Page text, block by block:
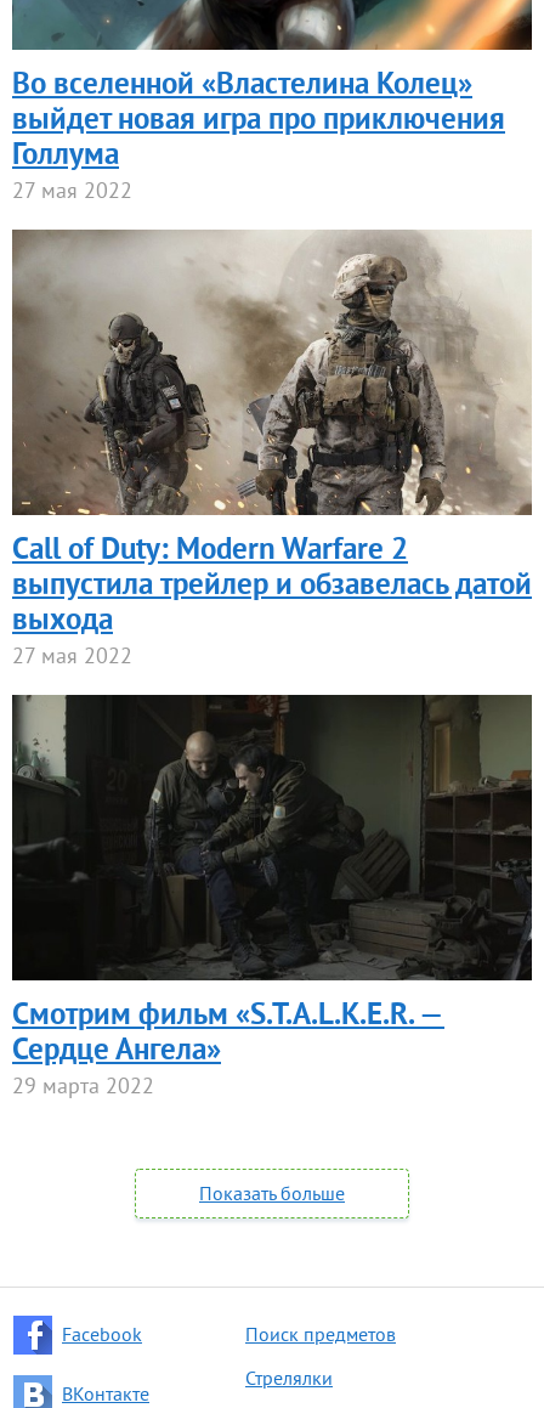
Во вселенной «Властелина Колец»
выйдет новая игра про приключения
Голлума
27 мая 2022
Call of Duty: Modern Warfare 2
выпустила трейлер и обзавелась датой
выхода
27 мая 2022
Смотрим фильм «S.T.A.L.K.E.R. —
Сердце Ангела»
29 марта 2022
Показать больше
Facebook
ВКонтакте
Поиск предметов
Стрелялки